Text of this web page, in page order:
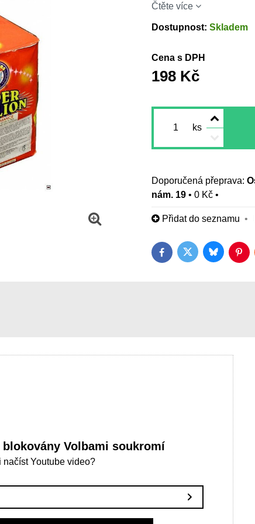
Čtěte více
Dostupnost: Skladem
Cena s DPH
198 Kč
ks
nám. 19• 0 Kč •
Přidat do seznamu
FacebookTwitterBluesky
Volbami soukromí
načíst Youtube video?